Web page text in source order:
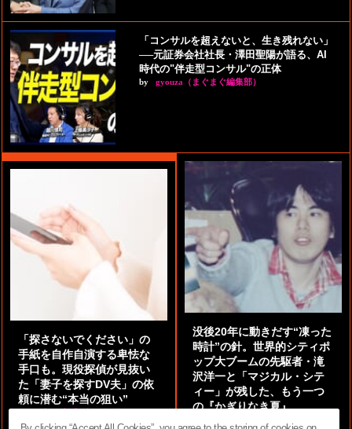
「コンサルを超えないと、生き残れない」
──元証券会社社長・澤田聖陽が語る、AI
時代の"伴走型コンサル"の正体
by gyouza（まぐまぐ編集部）
「探さないでください」の
手紙を自作自演する卑怯な
手口も。現役探偵が見抜い
た「妻子を探すDV夫」の依
頼に潜む“本当の狙い”
没後20年に動きだす“凍った
時計”の針。世界的シティポ
ップ大ブームの先駆者・滝
沢洋一と「マジカル・シテ
ィー」が残した、もう一つ
の『かぎりなき夏』